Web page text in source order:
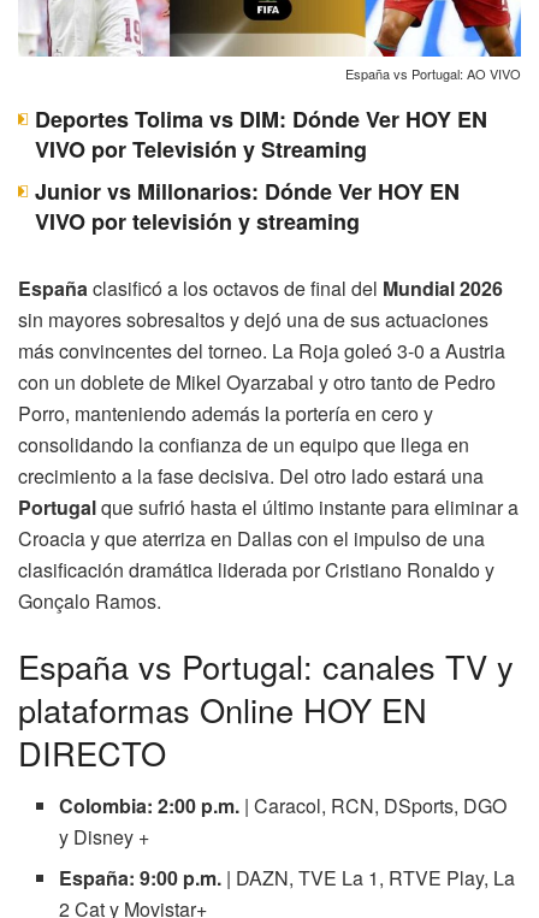
España vs Portugal: AO VIVO
Deportes Tolima vs DIM: Dónde Ver HOY EN
VIVO por Televisión y Streaming
Junior vs Millonarios: Dónde Ver HOY EN
VIVO por televisión y streaming
Españaclasificó a los octavos de final del Mundial 2026
sin mayores sobresaltos y dejó una de sus actuaciones
más convincentes del torneo. La Roja goleó 3-0 a Austria
con un doblete de Mikel Oyarzabal y otro tanto de Pedro
Porro, manteniendo además la portería en cero y
consolidando la confianza de un equipo que llega en
crecimiento a la fase decisiva. Del otro lado estará una
Portugalque sufrió hasta el último instante para eliminar a
Croacia y que aterriza en Dallas con el impulso de una
clasificación dramática liderada por Cristiano Ronaldo y
Gonçalo Ramos.
España vs Portugal: canales TV y
plataformas Online HOY EN
DIRECTO
Colombia: 2:00 p.m. | Caracol, RCN, DSports, DGO
y Disney +
España: 9:00 p.m. | DAZN, TVE La 1, RTVE Play, La
2 Cat y Movistar+